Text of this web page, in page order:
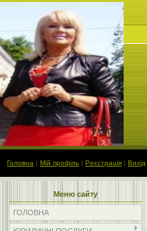
Головна | Мій профіль | Реєстрація | Вихід
Меню сайту
ГОЛОВНА